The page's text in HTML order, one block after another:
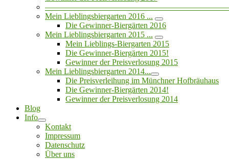
Mein Lieblingsbiergarten 2016 ...
Die Gewinner-Biergärten 2016
Mein Lieblingsbiergarten 2015 ...
Mein Lieblings-Biergarten 2015
Die Gewinner-Biergärten 2015!
Gewinner der Preisverlosung 2015
Mein Lieblingsbiergarten 2014...
Die Preisverleihung im Münchner Hofbräuhaus
Die Gewinner-Biergärten 2014!
Gewinner der Preisverlosung 2014
Blog
Info
Kontakt
Impressum
Datenschutz
Über uns